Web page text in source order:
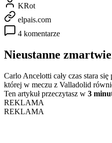
KRot
elpais.com
4 komentarze
Nieustanne
Carlo Ancelotti cały czas stara
której w meczu z Valladolid
Ten artykuł przeczytasz w 3
REKLAMA
REKLAMA